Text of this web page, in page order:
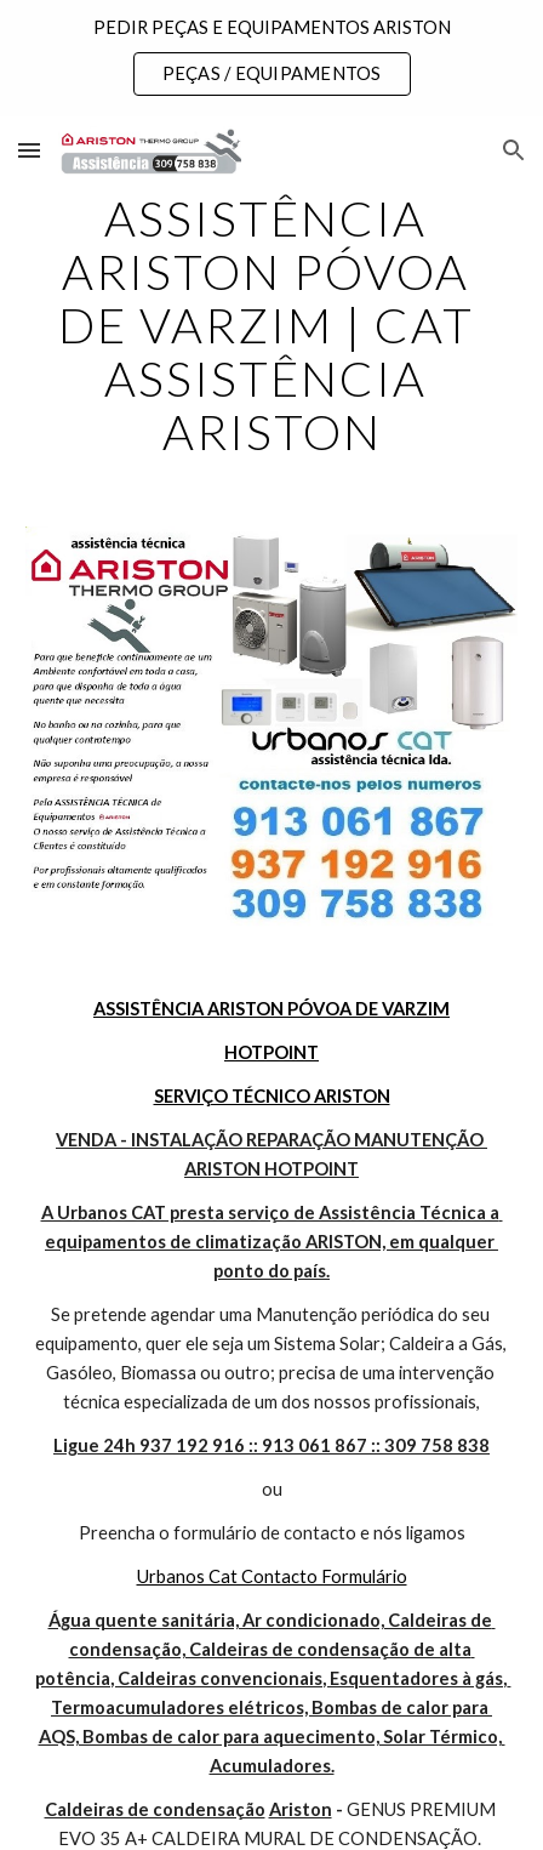
Skip to main content
PEDIR PEÇAS E EQUIPAMENTOS ARISTON
PEÇAS / EQUIPAMENTOS
ASSISTÊNCIA
ARISTON PÓVOA
DE VARZIM | CAT
ASSISTÊNCIA
ARISTON
ASSISTÊNCIA ARISTON PÓVOA DE VARZIM
HOTPOINT
SERVIÇO TÉCNICO ARISTON
VENDA - INSTALAÇÃO REPARAÇÃO MANUTENÇÃO
ARISTON HOTPOINT
A Urbanos CAT presta serviço de Assistência Técnica a
equipamentos de climatização ARISTON, em qualquer
ponto do país.
Se pretende agendar uma Manutenção periódica do seu
equipamento, quer ele seja um Sistema Solar; Caldeira a Gás,
Gasóleo, Biomassa ou outro; precisa de uma intervenção
técnica especializada de um dos nossos profissionais,
Ligue 24h 937 192 916 :: 913 061 867 :: 309 758 838
ou
Preencha o formulário de contacto e nós ligamos
Urbanos Cat Contacto Formulário
Água quente sanitária, Ar condicionado, Caldeiras de
condensação, Caldeiras de condensação de alta
potência, Caldeiras convencionais, Esquentadores à gás,
Termoacumuladores elétricos, Bombas de calor para
AQS, Bombas de calor para aquecimento, Solar Térmico,
Acumuladores.
Caldeiras de condensação Ariston - GENUS PREMIUM
EVO 35 A+ CALDEIRA MURAL DE CONDENSAÇÃO.